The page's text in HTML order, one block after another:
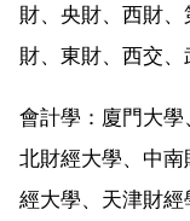
財、央財、西財
財、東財、西交、
會計學：廈門大
北財經大學、中
經大學、天津財經